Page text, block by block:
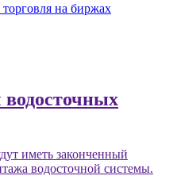
на биржах
иметь законченный
водосточной системы.